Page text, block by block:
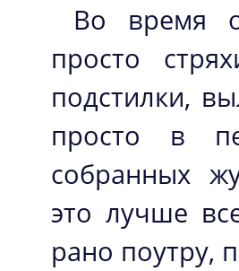
Во время
просто
подстилки,
просто в
собранных
это лучше
рано поутру,